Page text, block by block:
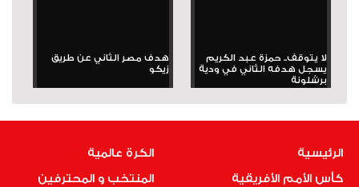
لا يتوقف.. حمزة عبد الكريم
يسجل هدفه الثاني في ودية
برشلونة
هدف مصر الثاني عن طريق
زيكو
الرئيسية
كأس الأمم الأفريقية
الكرة عالمية
المنتخب و المحترفين